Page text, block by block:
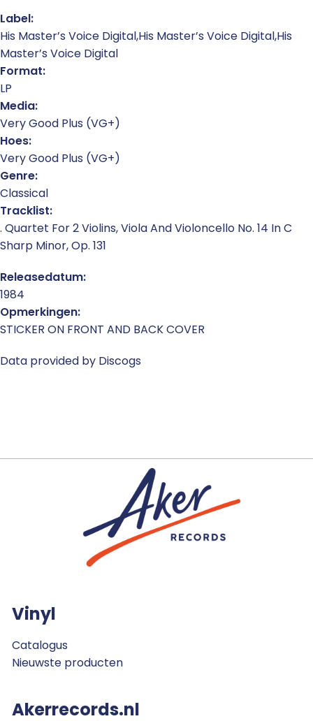
Label:
His Master’s Voice Digital,His Master’s Voice Digital,His
Master’s Voice Digital
Format:
LP
Media:
Very Good Plus (VG+)
Hoes:
Very Good Plus (VG+)
Genre:
Classical
Tracklist:
. Quartet For 2 Violins, Viola And Violoncello No. 14 In C
Sharp Minor, Op. 131
Releasedatum:
1984
Opmerkingen:
STICKER ON FRONT AND BACK COVER
Data provided by Discogs
Vinyl
Catalogus
Nieuwste producten
Akerrecords.nl